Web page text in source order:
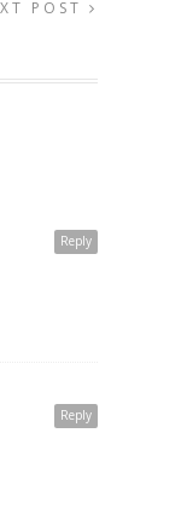
POST
Reply
Reply